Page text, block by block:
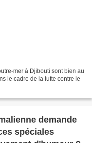
mer à Djibouti sont bien au
le cadre de la lutte contre le
demande
spéciales